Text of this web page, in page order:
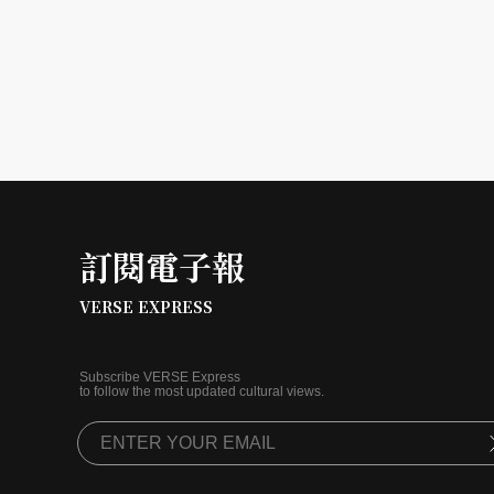
訂閱電子報
VERSE EXPRESS
Subscribe VERSE Express
to follow the most updated cultural views.